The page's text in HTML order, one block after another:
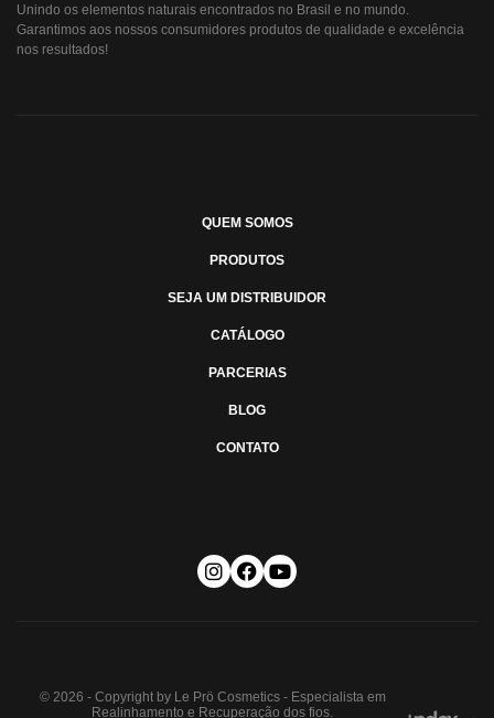
Unindo os elementos naturais encontrados no Brasil e no mundo.
Garantimos aos nossos consumidores produtos de qualidade e excelência
nos resultados!
QUEM SOMOS
PRODUTOS
SEJA UM DISTRIBUIDOR
CATÁLOGO
PARCERIAS
BLOG
CONTATO
© 2026 - Copyright by Le Prö Cosmetics - Especialista em
Realinhamento e Recuperação dos fios.